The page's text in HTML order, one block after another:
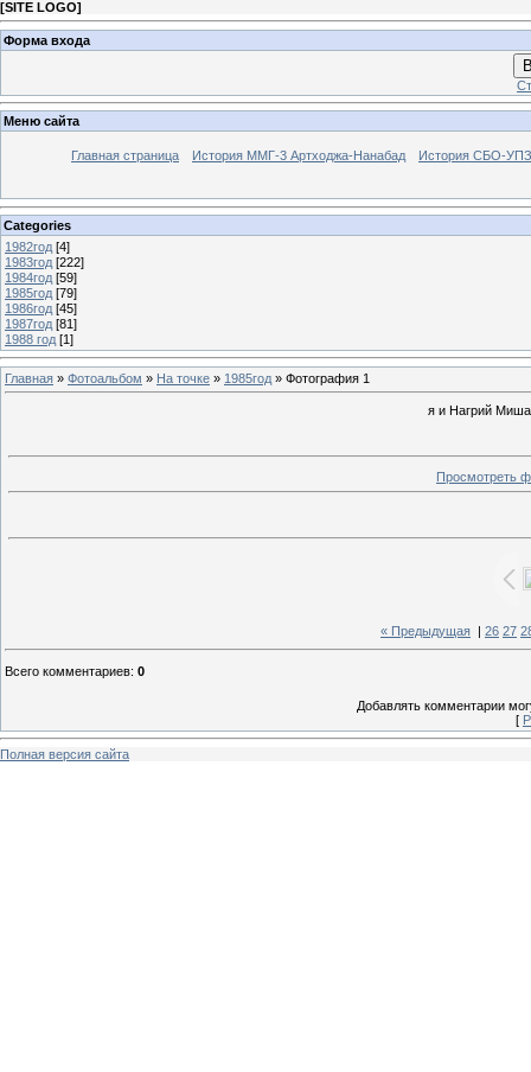
[SITE LOGO]
Форма входа
Меню сайта
Главная страница История ММГ-3 Артходжа-Нанабад История СБО-УПЗ
Categories
1982год [4]
1983год [222]
1984год [59]
1985год [79]
1986год [45]
1987год [81]
1988 год [1]
Главная » Фотоальбом » На точке » 1985год » Фотография 1
я и Нагрий Миша
Просмотреть
« Предыдущая 26 27
Всего комментариев: 0
Добавлять комментарии
[
Полная версия сайта